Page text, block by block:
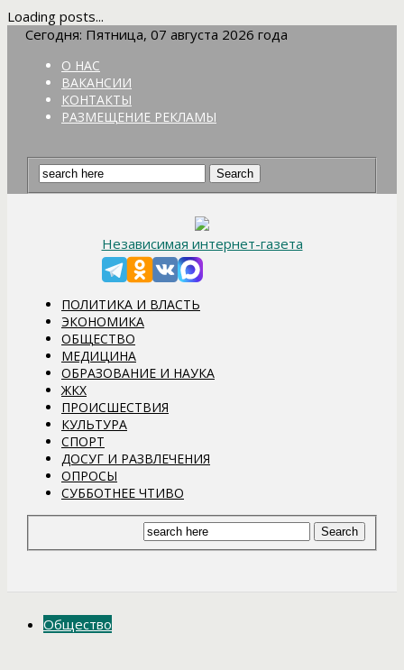
Loading posts...
Сегодня: Пятница, 07 августа 2026 года
О НАС
ВАКАНСИИ
КОНТАКТЫ
РАЗМЕЩЕНИЕ РЕКЛАМЫ
Независимая интернет-газета
ПОЛИТИКА И ВЛАСТЬ
ЭКОНОМИКА
ОБЩЕСТВО
МЕДИЦИНА
ОБРАЗОВАНИЕ И НАУКА
ЖКХ
ПРОИСШЕСТВИЯ
КУЛЬТУРА
СПОРТ
ДОСУГ И РАЗВЛЕЧЕНИЯ
ОПРОСЫ
СУББОТНЕЕ ЧТИВО
Общество